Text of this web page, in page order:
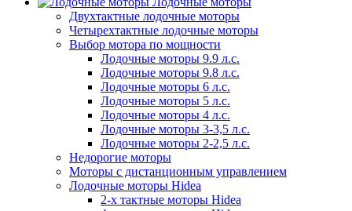
Двухтактные лодочные моторы
Четырехтактные лодочные моторы
Выбор мотора по мощности
Лодочные моторы 9.9 л.с.
Лодочные моторы 9.8 л.с.
Лодочные моторы 6 л.с.
Лодочные моторы 5 л.с.
Лодочные моторы 4 л.с.
Лодочные моторы 3-3,5 л.с.
Лодочные моторы 2-2,5 л.с.
Недорогие моторы
Моторы с дистанционным управлением
Лодочные моторы Hidea
2-х тактные моторы Hidea